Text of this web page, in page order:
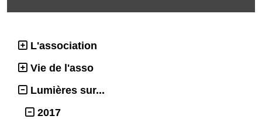
L'association
Vie de l'asso
Lumières sur...
2017